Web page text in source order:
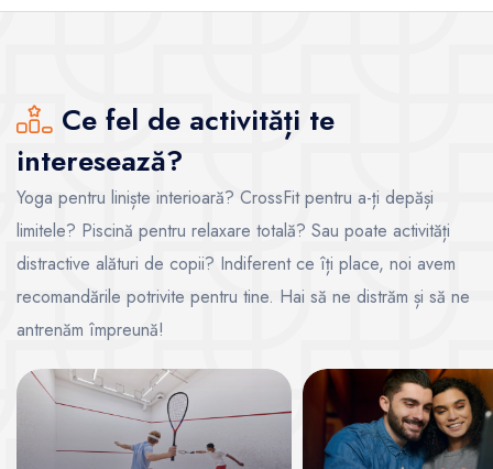
Ce fel de activități te
interesează?
Yoga pentru liniște interioară? CrossFit pentru a-ți depăși
limitele? Piscină pentru relaxare totală? Sau poate activități
distractive alături de copii? Indiferent ce îți place, noi avem
recomandările potrivite pentru tine. Hai să ne distrăm și să ne
antrenăm împreună!